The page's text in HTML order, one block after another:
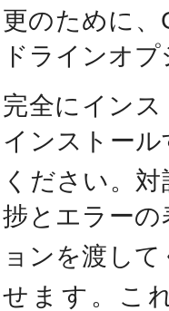
更のために
ドラインオ
完全にイン
インストー
ください。
捗とエラー
ョンを渡し
せます。こ